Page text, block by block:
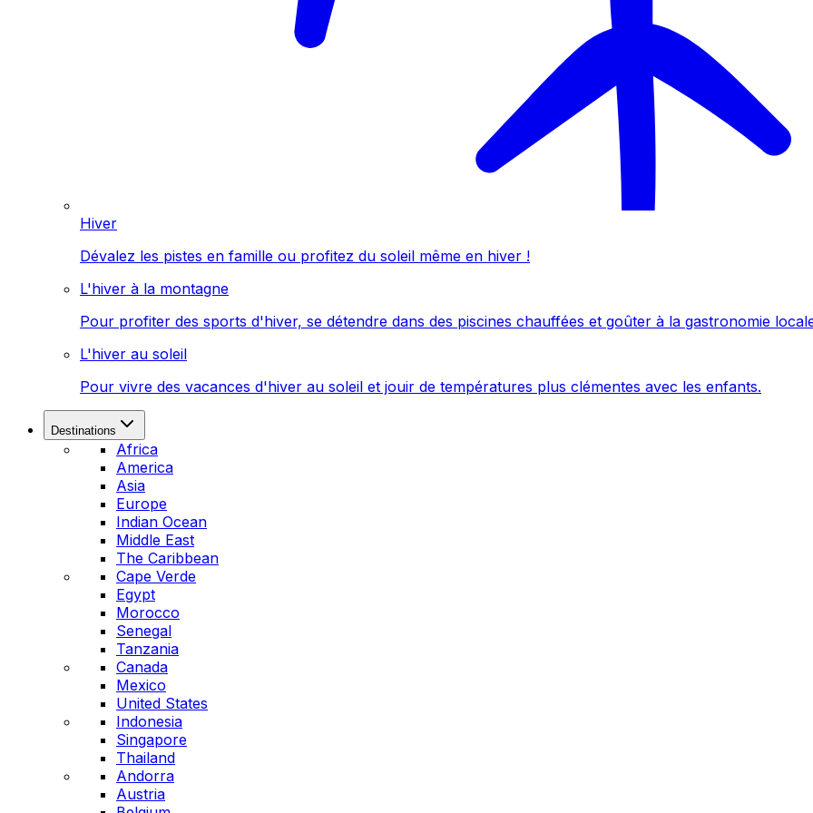
Hiver
Dévalez les pistes en famille ou profitez du soleil même en hiver !
L'hiver à la montagne
Pour profiter des sports d'hiver, se détendre dans des piscines chauffées et goûter à la gastronomie
L'hiver au soleil
Pour vivre des vacances d'hiver au soleil et jouir de températures plus clémentes avec les enfants.
Destinations
Africa
America
Asia
Europe
Indian Ocean
Middle East
The Caribbean
Cape Verde
Egypt
Morocco
Senegal
Tanzania
Canada
Mexico
United States
Indonesia
Singapore
Thailand
Andorra
Austria